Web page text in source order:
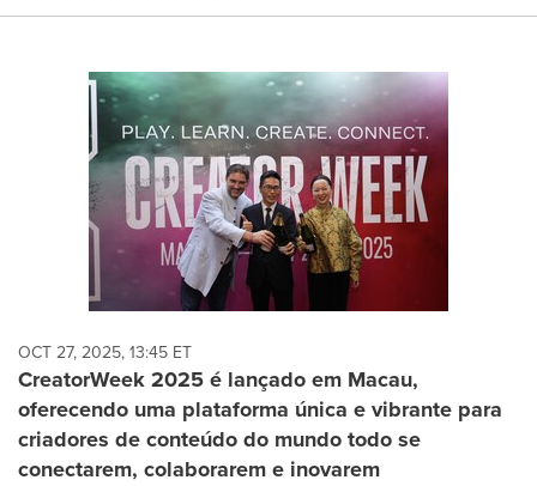
OCT 27, 2025, 13:45 ET
CreatorWeek 2025 é lançado em Macau,
oferecendo uma plataforma única e vibrante para
criadores de conteúdo do mundo todo se
conectarem, colaborarem e inovarem